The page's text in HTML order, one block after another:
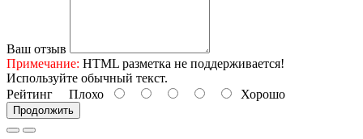
Ваш отзыв
Примечание: HTML разметка не поддерживается!
Используйте обычный текст.
Рейтинг Плохо Хорошо
Продолжить